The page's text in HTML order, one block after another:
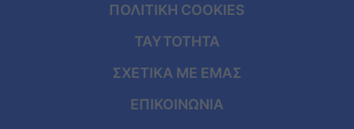
ΠΟΛΙΤΙΚΗ COOKIES
ΤΑΥΤΟΤΗΤΑ
ΣΧΕΤΙΚΑ ΜΕ ΕΜΑΣ
ΕΠΙΚΟΙΝΩΝΙΑ